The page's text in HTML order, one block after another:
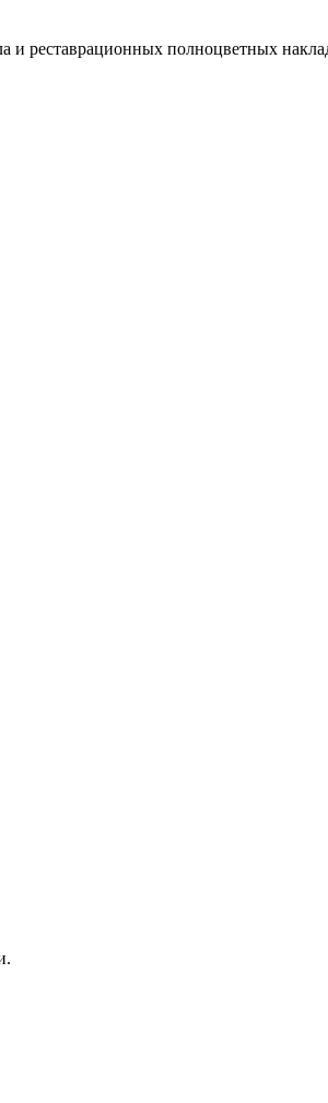
и реставрационных полноцветных